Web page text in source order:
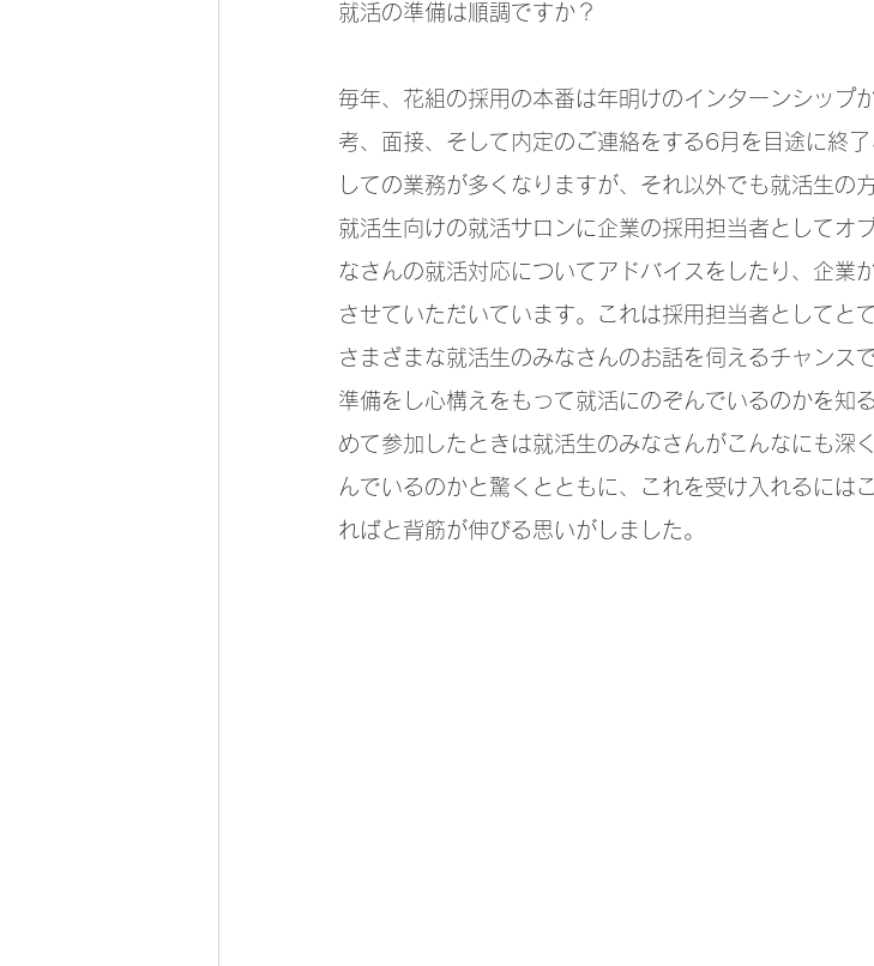
就活の準備は順調ですか？
毎年、花組の採用の本番は年明けのインターンシップ
考、面接、そして内定のご連絡をする6月を目途に終
しての業務が多くなりますが、それ以外でも就活生の
就活生向けの就活サロンに企業の採用担当者としてオ
なさんの就活対応についてアドバイスをしたり、企業
させていただいています。これは採用担当者としてと
さまざまな就活生のみなさんのお話を伺えるチャンス
準備をし心構えをもって就活にのぞんでいるのかを知
めて参加したときは就活生のみなさんがこんなにも深
んでいるのかと驚くとともに、これを受け入れるには
ればと背筋が伸びる思いがしました。